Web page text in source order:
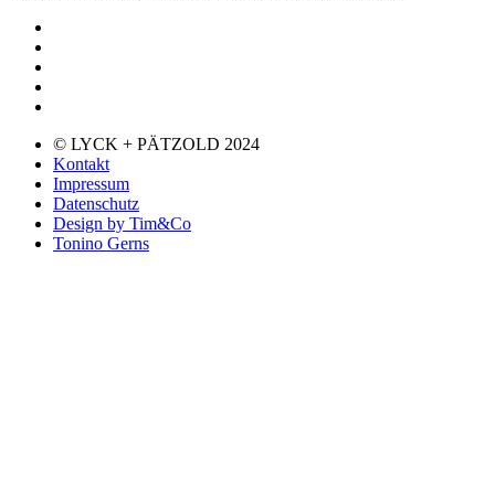
© LYCK + PÄTZOLD 2024
Kontakt
Impressum
Datenschutz
Design by Tim&Co
Tonino Gerns